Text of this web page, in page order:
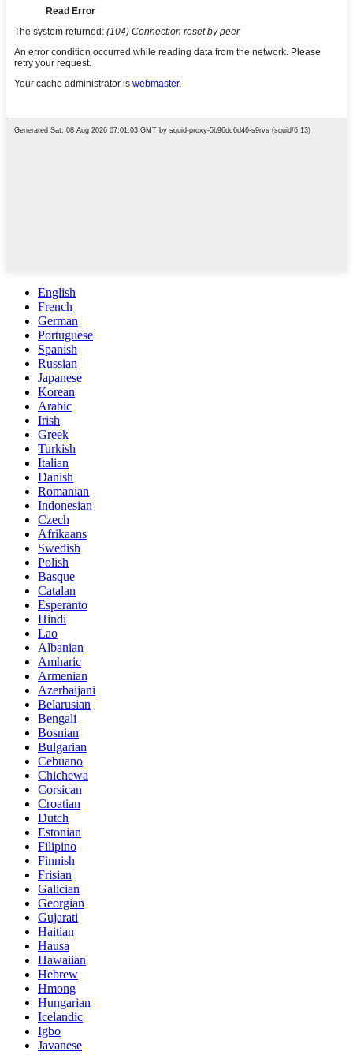
English
French
German
Portuguese
Spanish
Russian
Japanese
Korean
Arabic
Irish
Greek
Turkish
Italian
Danish
Romanian
Indonesian
Czech
Afrikaans
Swedish
Polish
Basque
Catalan
Esperanto
Hindi
Lao
Albanian
Amharic
Armenian
Azerbaijani
Belarusian
Bengali
Bosnian
Bulgarian
Cebuano
Chichewa
Corsican
Croatian
Dutch
Estonian
Filipino
Finnish
Frisian
Galician
Georgian
Gujarati
Haitian
Hausa
Hawaiian
Hebrew
Hmong
Hungarian
Icelandic
Igbo
Javanese